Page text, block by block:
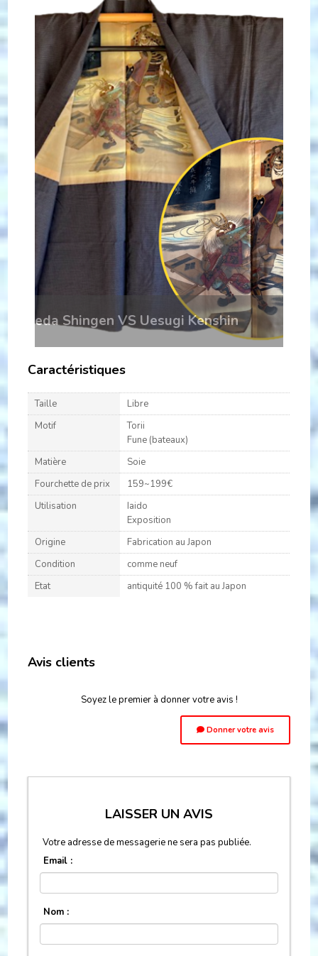
VS Uesugi Kenshin
ACHETER
Caractéristiques
Taille
Libre
Motif
Torii
Fune (bateaux)
Matière
Soie
Fourchette de prix
159~199€
Utilisation
Iaido
Exposition
Origine
Fabrication au Japon
Condition
comme neuf
Etat
antiquité 100 % fait au Japon
Avis clients
Soyez le premier à donner votre avis !
Donner votre avis
LAISSER UN AVIS
Votre adresse de messagerie ne sera pas publiée.
Email :
Nom :